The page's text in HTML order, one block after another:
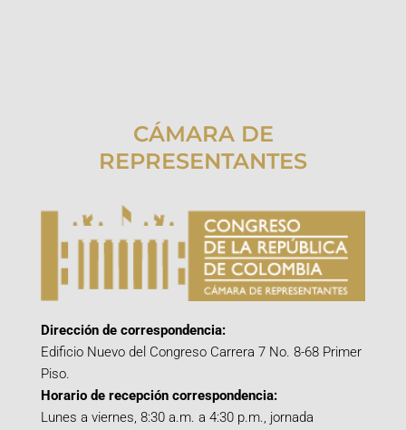
CÁMARA DE
REPRESENTANTES
Dirección de correspondencia:
Edificio Nuevo del Congreso Carrera 7 No. 8-68 Primer
Piso.
Horario de recepción correspondencia:
Lunes a viernes, 8:30 a.m. a 4:30 p.m., jornada